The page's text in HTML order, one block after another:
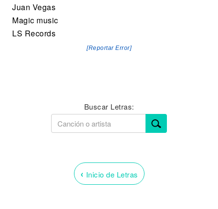
Juan Vegas
Magic music
LS Records
[Reportar Error]
Buscar Letras:
‹ Inicio de Letras